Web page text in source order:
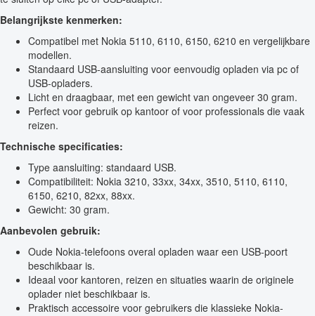
Belangrijkste kenmerken:
Compatibel met Nokia 5110, 6110, 6150, 6210 en vergelijkbare
modellen.
Standaard USB-aansluiting voor eenvoudig opladen via pc of
USB-opladers.
Licht en draagbaar, met een gewicht van ongeveer 30 gram.
Perfect voor gebruik op kantoor of voor professionals die vaak
reizen.
Technische specificaties:
Type aansluiting: standaard USB.
Compatibiliteit: Nokia 3210, 33xx, 34xx, 3510, 5110, 6110,
6150, 6210, 82xx, 88xx.
Gewicht: 30 gram.
Aanbevolen gebruik:
Oude Nokia-telefoons overal opladen waar een USB-poort
beschikbaar is.
Ideaal voor kantoren, reizen en situaties waarin de originele
oplader niet beschikbaar is.
Praktisch accessoire voor gebruikers die klassieke Nokia-